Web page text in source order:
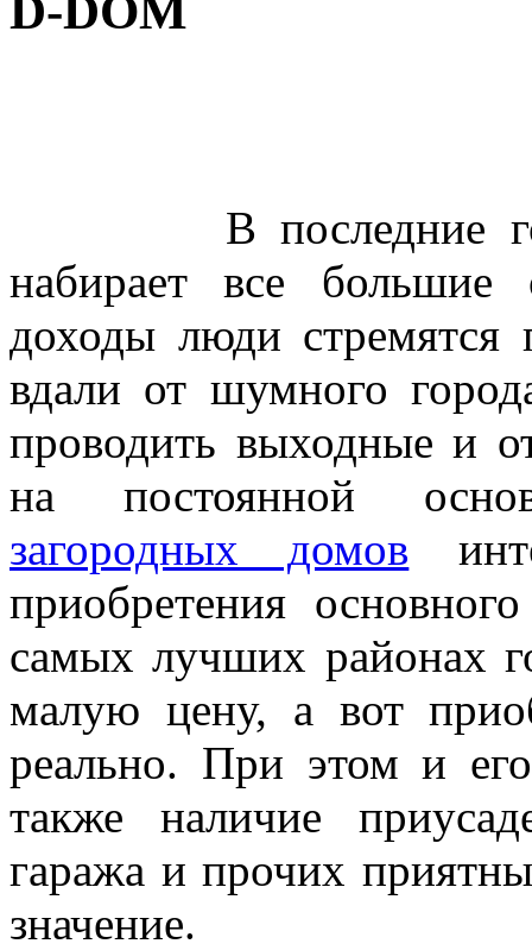
В последние годы
набирает все
доходы люди стремятся
вдали от шумного
проводить выходные и
на постоянной
загородных домов
приобретения
самых лучших районах
малую цену, а вот
реально. При этом и
также наличие
гаража и прочих
значение.